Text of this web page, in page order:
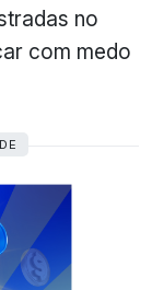
no
com medo